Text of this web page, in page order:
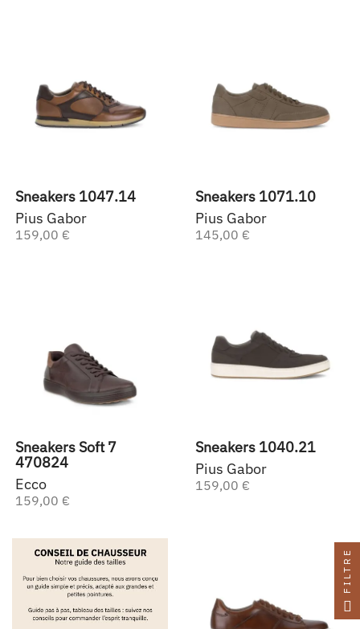
Sneakers 1047.14
Pius Gabor
159,00 €
Sneakers 1071.10
Pius Gabor
145,00 €
Sneakers Soft 7
470824
Ecco
159,00 €
Sneakers 1040.21
Pius Gabor
159,00 €
FILTRE